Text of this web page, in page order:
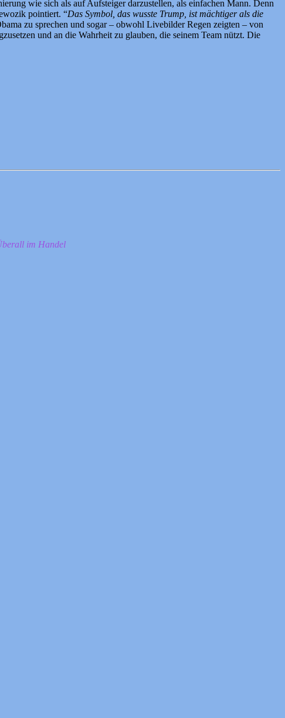
wie sich als auf Aufsteiger darzustellen, als einfachen Mann. Denn
pointiert. “Das Symbol, das wusste Trump, ist mächtiger als die
zu sprechen und sogar – obwohl Livebilder Regen zeigten – von
und an die Wahrheit zu glauben, die seinem Team nützt. Die
im Handel